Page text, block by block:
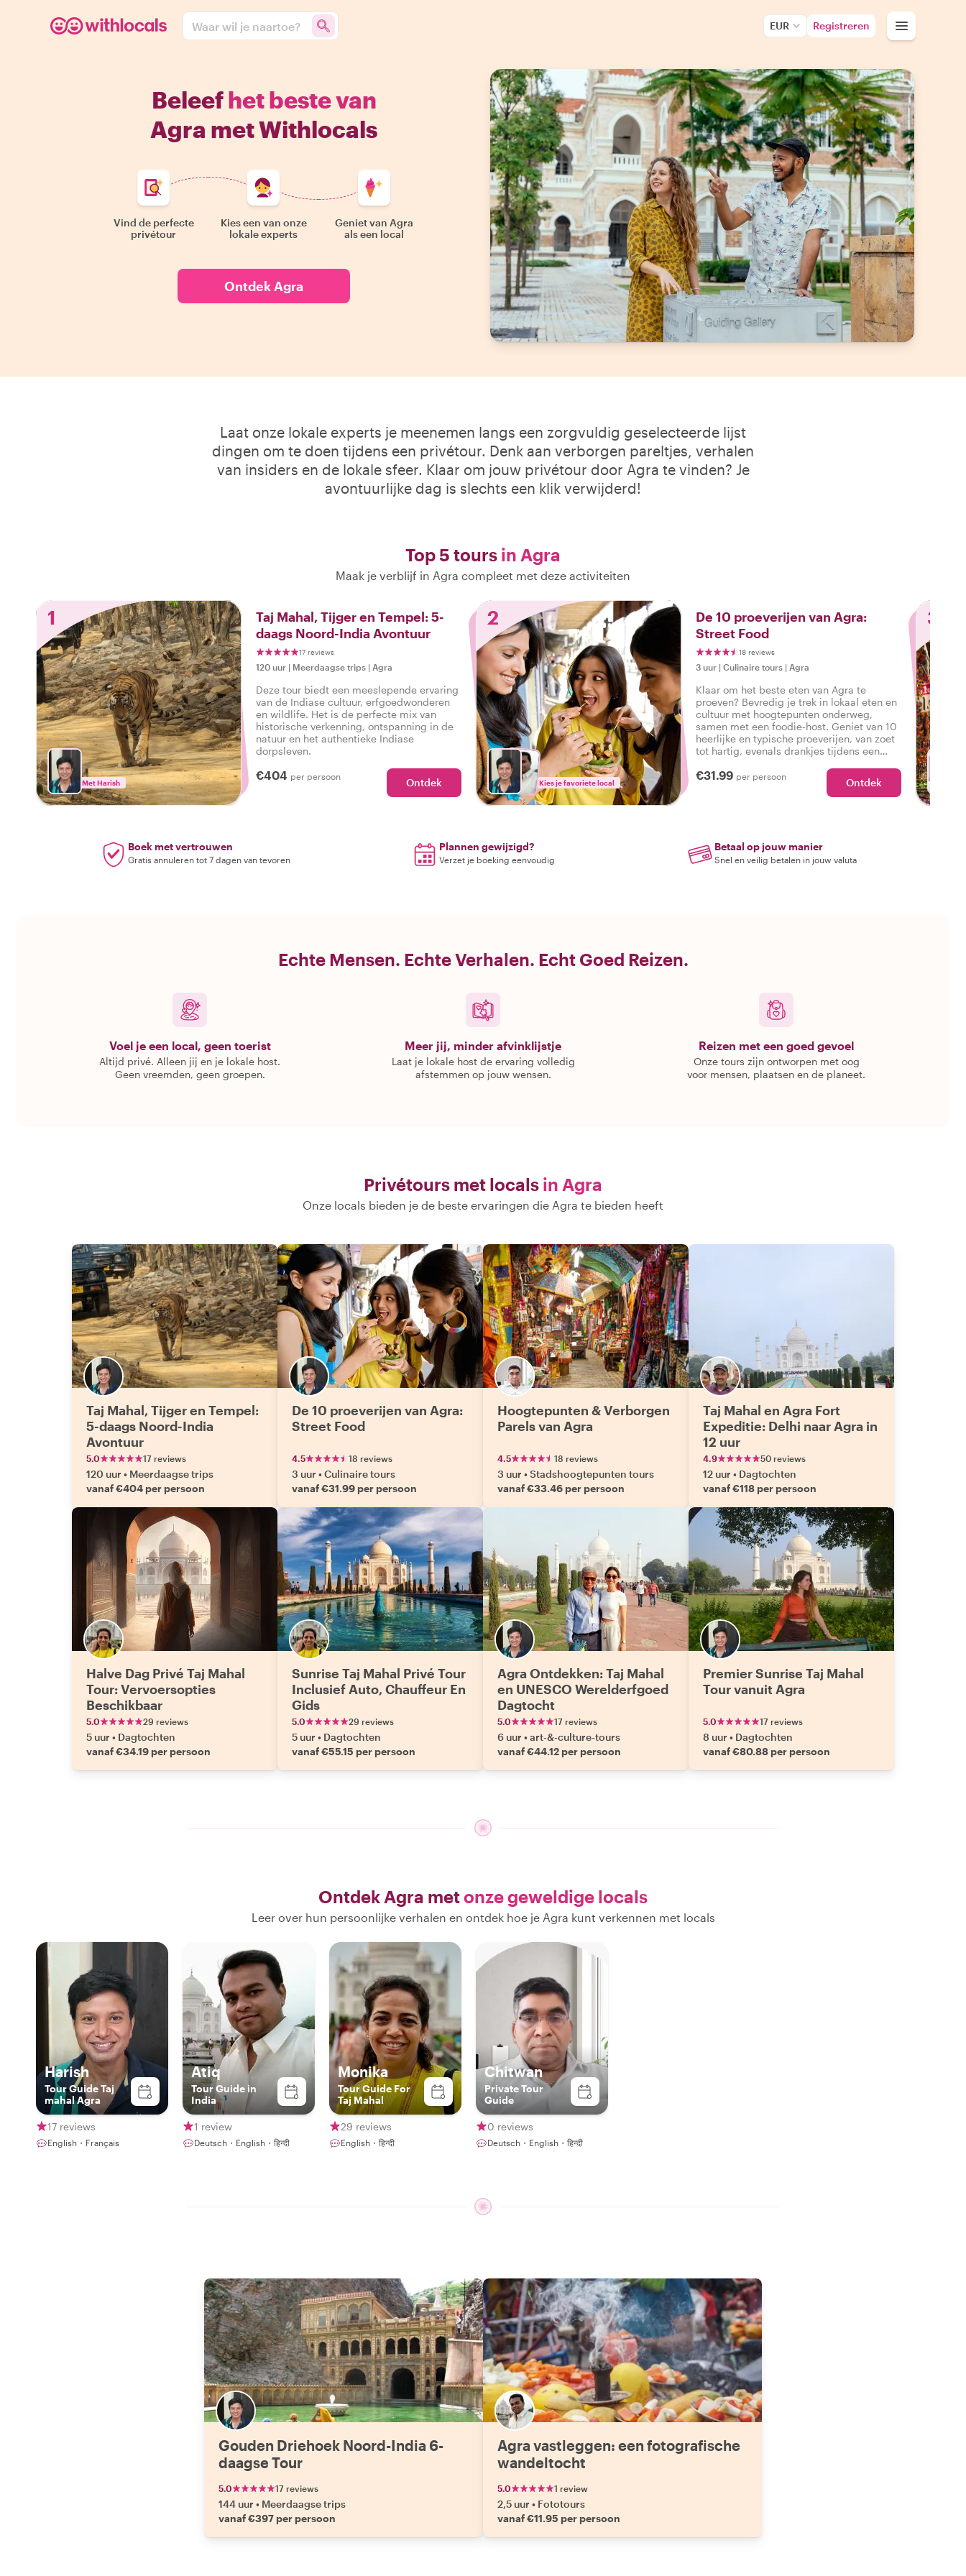
Waar wil je naartoe? EUR Registreren
Beleefhet beste van
Agra met Withlocals
Vind de perfecte
privétour
Kies een van onze
lokale experts
Geniet van Agra
als een local
Ontdek Agra
Laat onze lokale experts je meenemen langs een zorgvuldig geselecteerde lijst
dingen om te doen tijdens een privétour. Denk aan verborgen pareltjes, verhalen
van insiders en de lokale sfeer. Klaar om jouw privétour door Agra te vinden? Je
avontuurlijke dag is slechts een klik verwijderd!
Top 5 tours in Agra
Maak je verblijf in Agra compleet met deze activiteiten
1
Met Harish
Taj Mahal, Tijger en Tempel: 5-
daags Noord-India Avontuur
17 reviews
120 uur | Meerdaagse trips | Agra
Deze tour biedt een meeslepende ervaring
van de Indiase cultuur, erfgoedwonderen
en wildlife. Het is de perfecte mix van
historische verkenning, ontspanning in de
natuur en het authentieke Indiase
dorpsleven.
€404 per persoon Ontdek
2
Kies je favoriete local
De 10 proeverijen van Agra:
Street Food
18 reviews
3 uur | Culinaire tours | Agra
Klaar om het beste eten van Agra te
proeven? Bevredig je trek in lokaal eten en
cultuur met hoogtepunten onderweg,
samen met een foodie-host. Geniet van 10
heerlijke en typische proeverijen, van zoet
tot hartig, evenals drankjes tijdens een
€31.99 per persoon Ontdek
3
Boek met vertrouwen
Gratis annuleren tot 7 dagen van tevoren
Plannen gewijzigd?
Verzet je boeking eenvoudig
Betaal op jouw manier
Snel en veilig betalen in jouw valuta
Echte Mensen. Echte Verhalen. Echt Goed Reizen.
Voel je een local, geen toerist
Altijd privé. Alleen jij en je lokale host.
Geen vreemden, geen groepen.
Meer jij, minder afvinklijstje
Laat je lokale host de ervaring volledig
afstemmen op jouw wensen.
Reizen met een goed gevoel
Onze tours zijn ontworpen met oog
voor mensen, plaatsen en de planeet.
Privétours met locals in Agra
Onze locals bieden je de beste ervaringen die Agra te bieden heeft
Taj Mahal, Tijger en Tempel:
5-daags Noord-India
Avontuur
5.0 17 reviews
120 uur • Meerdaagse trips
vanaf €404 per persoon
De 10 proeverijen van Agra:
Street Food
4.5 18 reviews
3 uur •Culinaire tours
vanaf €31.99 per persoon
Hoogtepunten & Verborgen
Parels van Agra
4.5 18 reviews
3 uur •Stadshoogtepunten tours
vanaf €33.46 per persoon
Taj Mahal en Agra Fort
Expeditie: Delhi naar Agra in
12 uur
4.9 50 reviews
12 uur • Dagtochten
vanaf €118 per persoon
Halve Dag Privé Taj Mahal
Tour: Vervoersopties
Beschikbaar
5.0 29 reviews
5 uur • Dagtochten
vanaf €34.19 per persoon
Sunrise Taj Mahal Privé Tour
Inclusief Auto, Chauffeur En
Gids
5.0 29 reviews
5 uur • Dagtochten
vanaf €55.15 per persoon
Agra Ontdekken: Taj Mahal
en UNESCO Werelderfgoed
Dagtocht
5.0 17 reviews
6 uur •art-&-culture-tours
vanaf €44.12 per persoon
Premier Sunrise Taj Mahal
Tour vanuit Agra
5.0 17 reviews
8 uur • Dagtochten
vanaf €80.88 per persoon
Ontdek Agra metonze geweldige locals
Leer over hun persoonlijke verhalen en ontdek hoe je Agra kunt verkennen met locals
Harish
Tour Guide Taj
mahal Agra
17 reviews
English・Français
Atiq
Tour Guide in
India
1 review
Deutsch・English・हिन्दी
Monika
Tour Guide For
Taj Mahal
29 reviews
English・हिन्दी
Chitwan
Private Tour
Guide
0 reviews
Deutsch・English・हिन्दी
Gouden Driehoek Noord-India 6-
daagse Tour
5.0 17 reviews
144 uur • Meerdaagse trips
vanaf €397 per persoon
Agra vastleggen: een fotografische
wandeltocht
5.0 1 review
2,5 uur • Fototours
vanaf €11.95 per persoon